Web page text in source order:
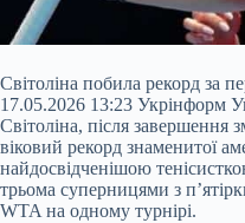
Світоліна побила рекорд за
17.05.2026 13:23 Укрінформ
Світоліна, після завершення
віковий рекорд знаменитої
найдосвідченішою
трьома суперницями з
WTA на одному турнірі.